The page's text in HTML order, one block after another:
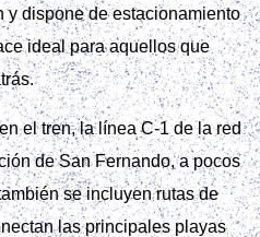
y dispone de estacionamiento
ideal para aquellos que
el tren, la línea C-1 de la red
de San Fernando, a pocos
se incluyen rutas de
las principales playas